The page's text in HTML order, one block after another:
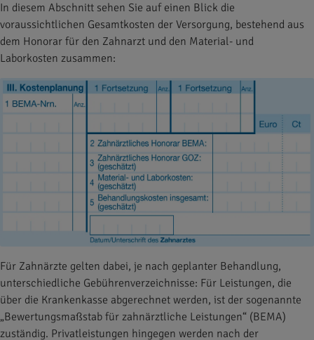
In diesem Abschnitt sehen Sie auf einen Blick die
voraussichtlichen Gesamtkosten der Versorgung, bestehend aus
dem Honorar für den Zahnarzt und den Material- und
Laborkosten zusammen:
Für Zahnärzte gelten dabei, je nach geplanter Behandlung,
unterschiedliche Gebührenverzeichnisse: Für Leistungen, die
über die Krankenkasse abgerechnet werden, ist der sogenannte
„Bewertungsmaßstab für zahnärztliche Leistungen“ (BEMA)
zuständig. Privatleistungen hingegen werden nach der